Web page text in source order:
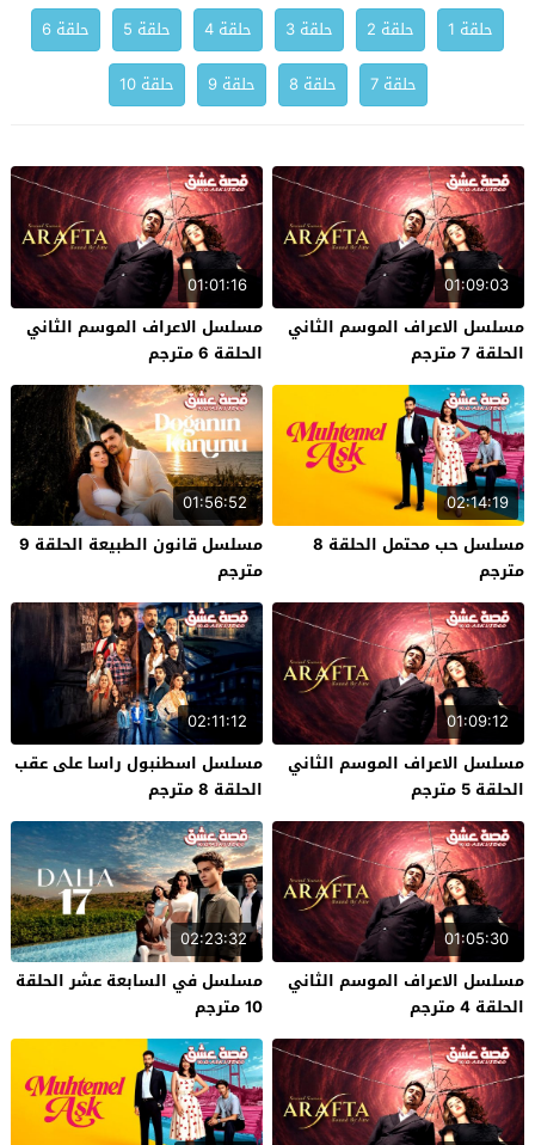
حلقة 1 حلقة 2 حلقة 3 حلقة 4 حلقة 5
حلقة 6
حلقة 7
حلقة 8 حلقة 9 حلقة 10
01:09:03
مسلسل الاعراف الموسم الثاني
الحلقة 7 مترجم
01:01:16
مسلسل الاعراف الموسم الثاني
الحلقة 6 مترجم
02:14:19
مسلسل حب محتمل الحلقة 8
مترجم
01:56:52
مسلسل قانون الطبيعة الحلقة 9
مترجم
01:09:12
مسلسل الاعراف الموسم الثاني
الحلقة 5 مترجم
02:11:12
مسلسل اسطنبول راسا على عقب
الحلقة 8 مترجم
01:05:30
مسلسل الاعراف الموسم الثاني
الحلقة 4 مترجم
02:23:32
مسلسل في السابعة عشر الحلقة
10 مترجم